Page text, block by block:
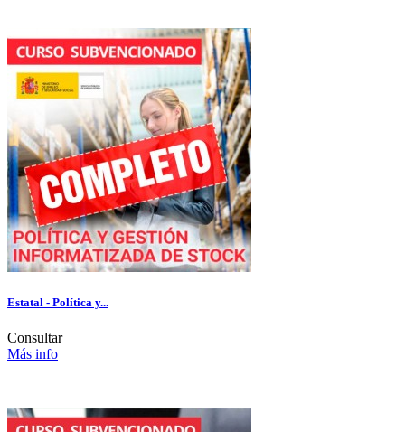
Estatal - Política y...
Consultar
Más info